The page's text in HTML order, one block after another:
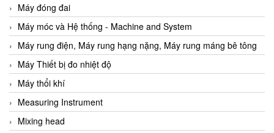
Máy đóng đai
Máy móc và Hệ thống - Machine and System
Máy rung điện, Máy rung hạng nặng, Máy rung máng bê tông
Máy Thiết bị đo nhiệt độ
Máy thổi khí
Measuring Instrument
Mixing head